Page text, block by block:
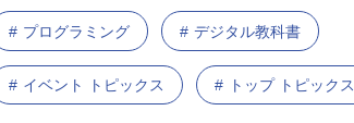
プログラミング デジタル教科書
イベント トピックス トップ トピックス